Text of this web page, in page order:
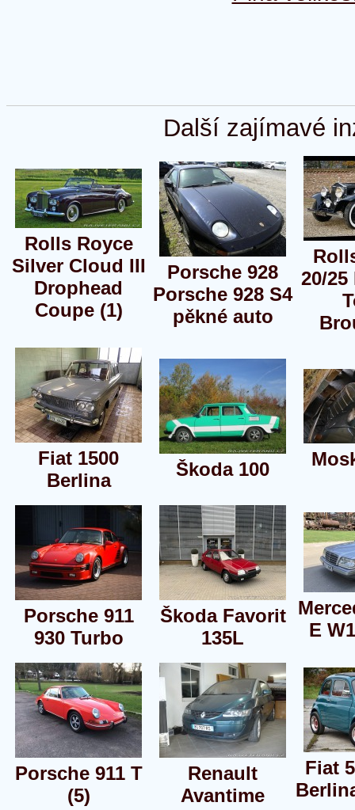
Další zajímavé
Rolls Royce
Silver Cloud III
Drophead
Coupe (1)
Porsche 928
Porsche 928 S4
pěkné auto
20/25
Fiat 1500
Berlina
Škoda 100
Porsche 911
930 Turbo
Škoda Favorit
135L
E
Porsche 911 T
(5)
Renault
Avantime
Fiat